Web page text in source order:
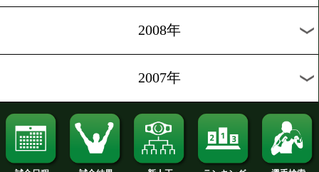
2018年
2017年
2016年